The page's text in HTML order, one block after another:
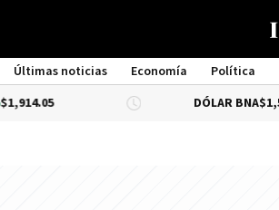
Últimas noticias Economía Política
DÓLAR BNA$1,520.00